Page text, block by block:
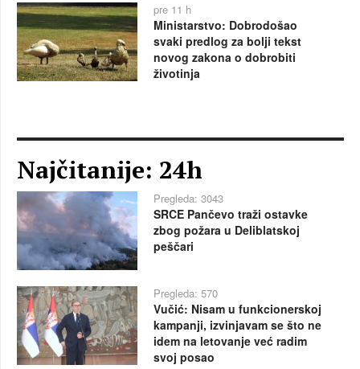
pre 11 h
Ministarstvo: Dobrodošao
svaki predlog za bolji tekst
novog zakona o dobrobiti
životinja
Najčitanije: 24h
Pregleda: 3043
SRCE Pančevo traži ostavke
zbog požara u Deliblatskoj
peščari
Pregleda: 570
Vučić: Nisam u funkcionerskoj
kampanji, izvinjavam se što ne
idem na letovanje već radim
svoj posao